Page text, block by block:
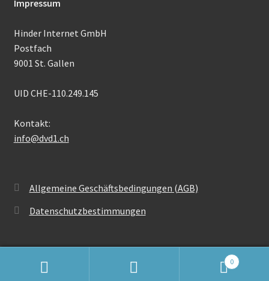
Impressum
Hinder Internet GmbH
Postfach
9001 St. Gallen
UID CHE-110.249.145
Kontakt:
info@dvd1.ch
Allgemeine Geschäftsbedingungen (AGB)
Datenschutzbestimmungen
0